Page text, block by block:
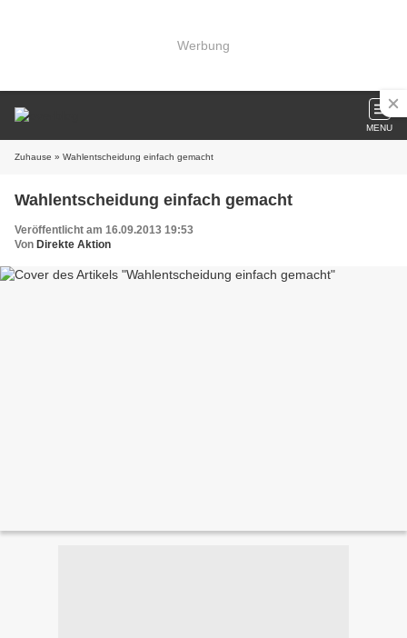
Werbung
MENU
Zuhause » Wahlentscheidung einfach gemacht
Wahlentscheidung einfach gemacht
Veröffentlicht am 16.09.2013 19:53
Von Direkte Aktion